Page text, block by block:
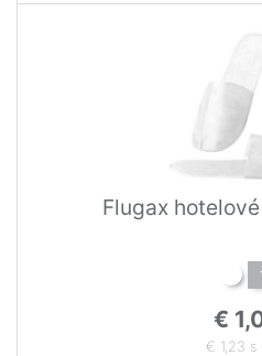
Flugax
€
€ 1,23 s